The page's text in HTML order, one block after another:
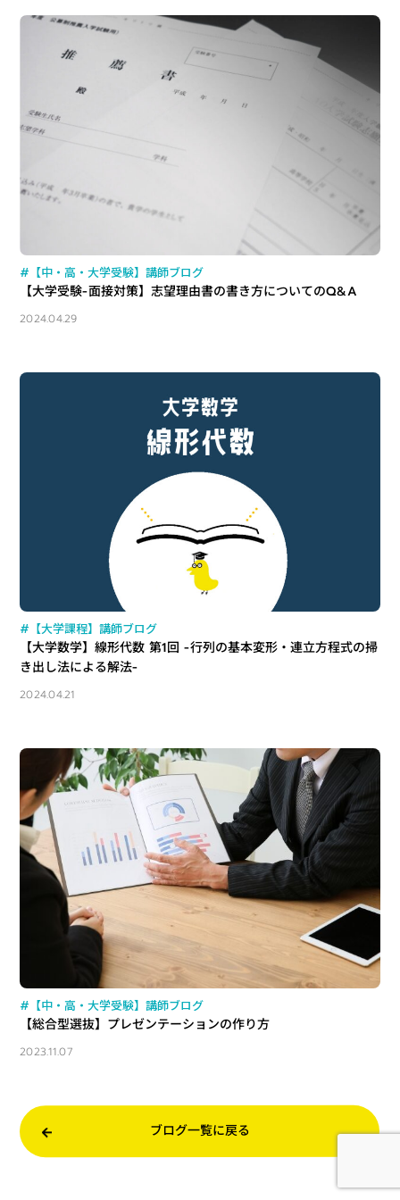
#【中・高・大学受験】講師ブログ
【大学受験-面接対策】志望理由書の書き方についてのQ&A
2024.04.29
#【大学課程】講師ブログ
【大学数学】線形代数 第1回 -行列の基本変形・連立方程式の掃
き出し法による解法-
2024.04.21
#【中・高・大学受験】講師ブログ
【総合型選抜】プレゼンテーションの作り方
2023.11.07
ブログ一覧に戻る